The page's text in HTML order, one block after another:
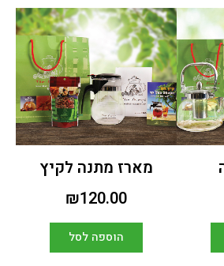
מארז מתנה לקיץ
₪120.00
הוספה לסל